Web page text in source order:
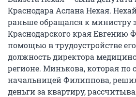
Краснодара Аслана Нехая.
раньше обращался к министру
Краснодарского края Евгению
помощью в трудоустройстве
должность директора
регионе. Минькова, которая по
начальницей Филиппова,
деньги за квартиру,